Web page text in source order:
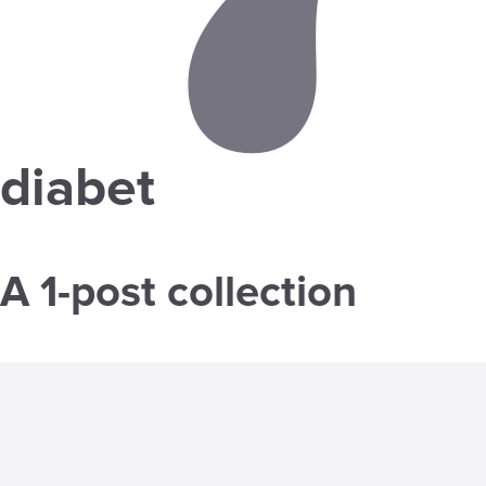
diabet
A 1-post collection